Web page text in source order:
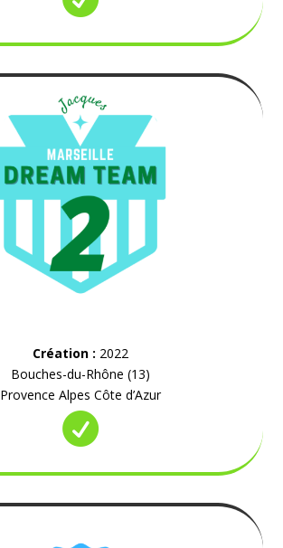
Création : 2022
Bouches-du-Rhône (13)
Provence Alpes Côte d’Azur
